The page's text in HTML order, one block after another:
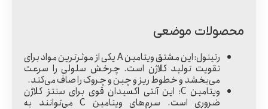
محصولات موضعی
رتینول: این مشتق ویتامین A یکی از موثرترین مواد برای
تقویت تولید کلاژن است. چرخش سلولی را سرعت
می‌بخشد و خطوط ریز و چین و چروک را صاف می‌کند.
ویتامین C: این آنتی اکسیدان قوی برای سنتز کلاژن
ضروری است. سرم‌های ویتامین C می‌توانند به